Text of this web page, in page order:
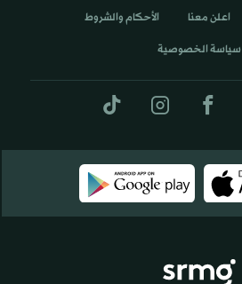
اعلن معنا الأحكام والشروط
سياسة الخصوصية